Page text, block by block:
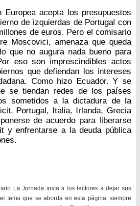
Europea acepta los presupuestos
de izquierdas de Portugal con
de euros. Pero el comisario
Moscovici, amenaza que queda
que no augura nada bueno para
eso son imprescindibles actos
que defiendan los intereses
Como hizo Ecuador. Y se
se tiendan redes de los países
sometidos a la dictadura de la
Portugal, Italia, Irlanda, Grecia
de acuerdo para liberarse
y enfrentarse a la deuda pública
La Jornada insta a los lectores a dejar sus
tema que se aborda en esta página, siempre